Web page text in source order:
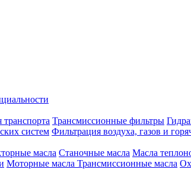
Трансмиссионные фильтры
систем Фильтрация воздуха, газов и
масла Станочные масла Масла
Моторные масла Трансмиссионные масла